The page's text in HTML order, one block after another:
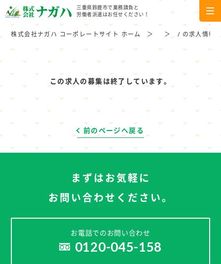
三重県鈴鹿市で業務請負と
労働者派遣はお任せください！
株式会社ナガハ コーポレートサイト ホーム / の求人情報
この求人の募集は終了しています。
前のページへ戻る
まずはお気軽に
お問い合わせください。
お電話でのお問い合わせ
0120-045-158